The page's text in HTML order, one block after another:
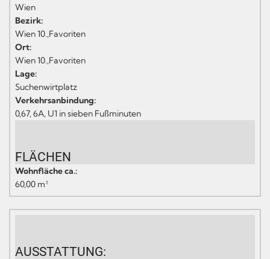
Wien
Bezirk:
Wien 10.,Favoriten
Ort:
Wien 10.,Favoriten
Lage:
Suchenwirtplatz
Verkehrsanbindung:
0,67, 6A, U1 in sieben Fußminuten
FLÄCHEN
Wohnfläche ca.:
60,00 m²
AUSSTATTUNG: